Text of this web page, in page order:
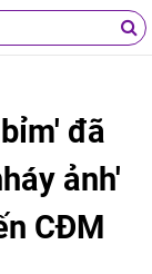
đã
ảnh'
CĐM